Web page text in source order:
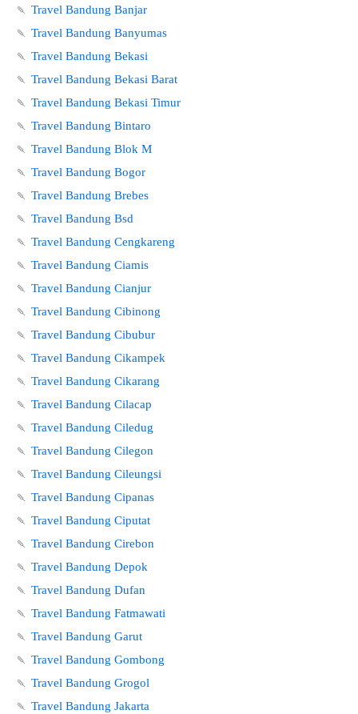
🍡 Travel Bandung Banjar
🍡 Travel Bandung Banyumas
🍡 Travel Bandung Bekasi
🍡 Travel Bandung Bekasi Barat
🍡 Travel Bandung Bekasi Timur
🍡 Travel Bandung Bintaro
🍡 Travel Bandung Blok M
🍡 Travel Bandung Bogor
🍡 Travel Bandung Brebes
🍡 Travel Bandung Bsd
🍡 Travel Bandung Cengkareng
🍡 Travel Bandung Ciamis
🍡 Travel Bandung Cianjur
🍡 Travel Bandung Cibinong
🍡 Travel Bandung Cibubur
🍡 Travel Bandung Cikampek
🍡 Travel Bandung Cikarang
🍡 Travel Bandung Cilacap
🍡 Travel Bandung Ciledug
🍡 Travel Bandung Cilegon
🍡 Travel Bandung Cileungsi
🍡 Travel Bandung Cipanas
🍡 Travel Bandung Ciputat
🍡 Travel Bandung Cirebon
🍡 Travel Bandung Depok
🍡 Travel Bandung Dufan
🍡 Travel Bandung Fatmawati
🍡 Travel Bandung Garut
🍡 Travel Bandung Gombong
🍡 Travel Bandung Grogol
🍡 Travel Bandung Jakarta